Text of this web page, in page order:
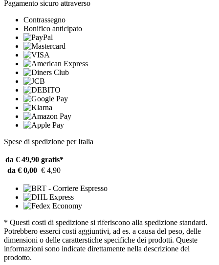
Pagamento sicuro attraverso
Contrassegno
Bonifico anticipato
Spese di spedizione per Italia
da € 49,90 gratis*
da € 0,00 € 4,90
* Questi costi di spedizione si riferiscono alla spedizione standard.
Potrebbero esserci costi aggiuntivi, ad es. a causa del peso, delle
dimensioni o delle caratterstiche specifiche dei prodotti. Queste
informazioni sono indicate direttamente nella descrizione del
prodotto.